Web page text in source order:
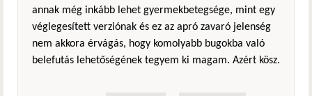
annak még inkább lehet gyermekbetegsége, mint egy
véglegesített verziónak és ez az apró zavaró jelenség
nem akkora érvágás, hogy komolyabb bugokba való
belefutás lehetőségének tegyem ki magam. Azért kösz.